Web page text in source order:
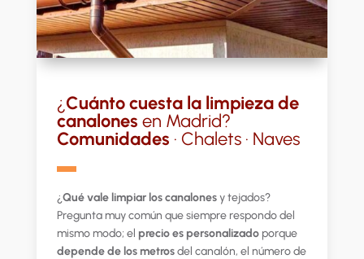
¿Cuánto cuesta la limpieza de
canalones en Madrid?
Comunidades · Chalets · Naves
▬
¿Qué vale limpiar los canalonesy tejados?
Pregunta muy común que siempre respondo del
mismo modo; el precio es personalizadoporque
depende de los metrosdel canalón, el número de